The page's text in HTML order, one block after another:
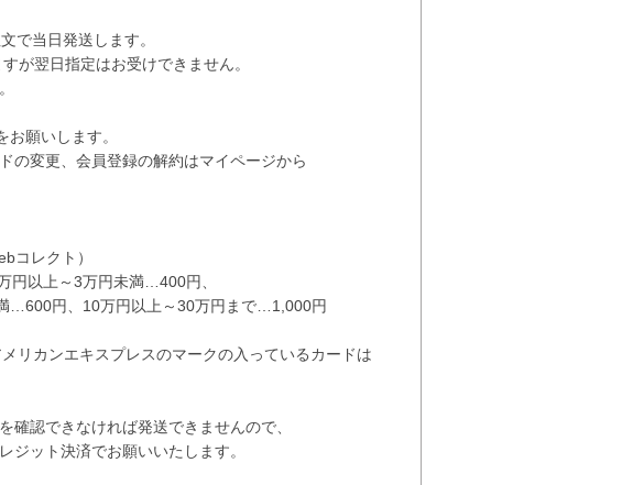
で当日発送します。
翌日指定はお受けできません。
願いします。
の変更、会員登録の解約はマイページから
コレクト）
円以上～3万円未満…400円
円
10万円以上～30万円まで…1,000円
カンエキスプレスのマークの入っているカードは
認できなければ発送できませんので、
ト決済でお願いいたします。